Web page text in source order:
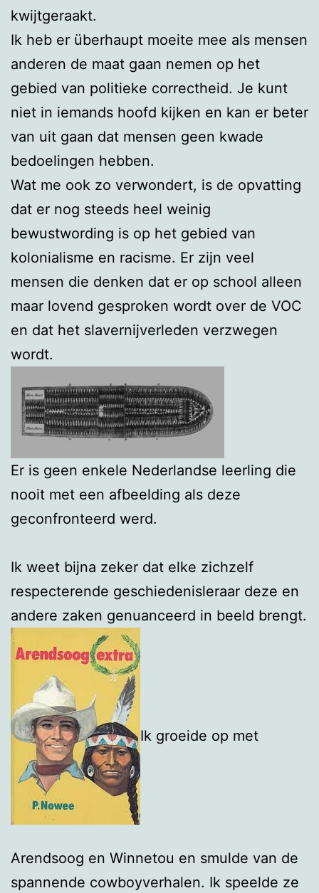
kwijtgeraakt.
Ik heb er überhaupt moeite mee als mensen
anderen de maat gaan nemen op het
gebied van politieke correctheid. Je kunt
niet in iemands hoofd kijken en kan er beter
van uit gaan dat mensen geen kwade
bedoelingen hebben.
Wat me ook zo verwondert, is de opvatting
dat er nog steeds heel weinig
bewustwording is op het gebied van
kolonialisme en racisme. Er zijn veel
mensen die denken dat er op school alleen
maar lovend gesproken wordt over de VOC
en dat het slavernijverleden verzwegen
wordt.
Er is geen enkele Nederlandse leerling die
nooit met een afbeelding als deze
geconfronteerd werd.
Ik weet bijna zeker dat elke zichzelf
respecterende geschiedenisleraar deze en
andere zaken genuanceerd in beeld brengt.
Ik groeide op met
Arendsoog en Winnetou en smulde van de
spannende cowboyverhalen. Ik speelde ze